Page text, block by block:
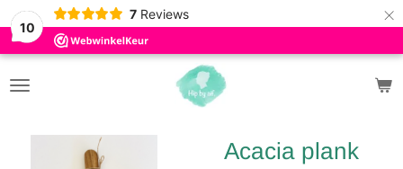
10
7 Reviews ×
Acacia plank